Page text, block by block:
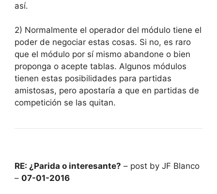
así.
2) Normalmente el operador del módulo tiene el
poder de negociar estas cosas. Si no, es raro
que el módulo por sí mismo abandone o bien
proponga o acepte tablas. Algunos módulos
tienen estas posibilidades para partidas
amistosas, pero apostaría a que en partidas de
competición se las quitan.
RE: ¿Parida o interesante? – post by JF Blanco
– 07-01-2016